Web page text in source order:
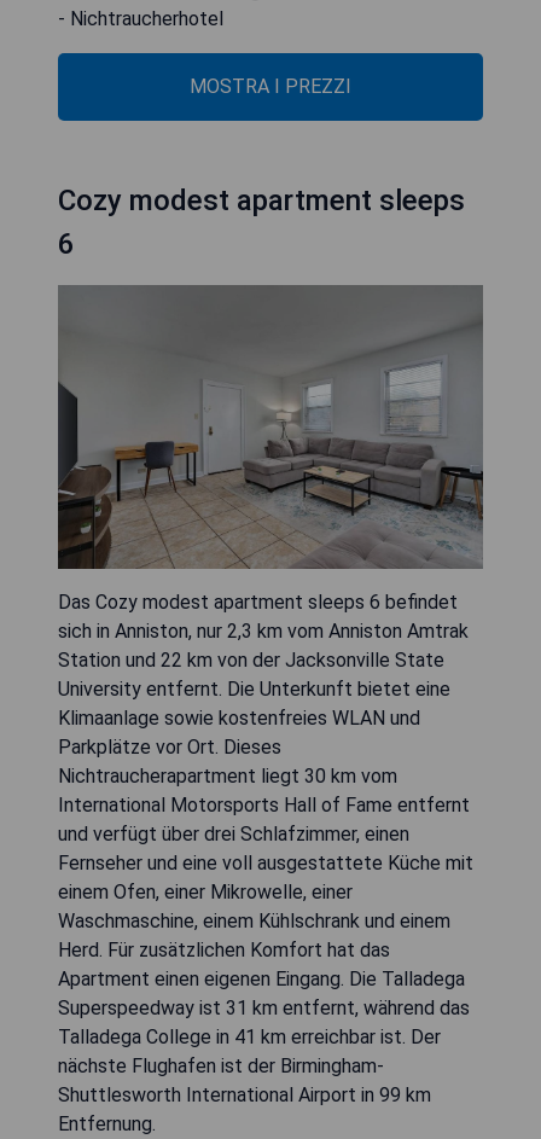
- Nichtraucherhotel
MOSTRA I PREZZI
Cozy modest apartment sleeps
6
Das Cozy modest apartment sleeps 6 befindet
sich in Anniston, nur 2,3 km vom Anniston Amtrak
Station und 22 km von der Jacksonville State
University entfernt. Die Unterkunft bietet eine
Klimaanlage sowie kostenfreies WLAN und
Parkplätze vor Ort. Dieses
Nichtraucherapartment liegt 30 km vom
International Motorsports Hall of Fame entfernt
und verfügt über drei Schlafzimmer, einen
Fernseher und eine voll ausgestattete Küche mit
einem Ofen, einer Mikrowelle, einer
Waschmaschine, einem Kühlschrank und einem
Herd. Für zusätzlichen Komfort hat das
Apartment einen eigenen Eingang. Die Talladega
Superspeedway ist 31 km entfernt, während das
Talladega College in 41 km erreichbar ist. Der
nächste Flughafen ist der Birmingham-
Shuttlesworth International Airport in 99 km
Entfernung.